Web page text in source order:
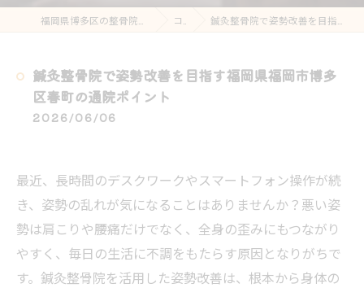
コラム 鍼灸整骨院で姿勢改善を目指す福岡県福岡市博多区春町の通院ポイント
鍼灸整骨院で姿勢改善を目指す福岡県福岡市博多
区春町の通院ポイント
2026/06/06
最近、長時間のデスクワークやスマートフォン操作が続
き、姿勢の乱れが気になることはありませんか？悪い姿
勢は肩こりや腰痛だけでなく、全身の歪みにもつながり
やすく、毎日の生活に不調をもたらす原因となりがちで
す。鍼灸整骨院を活用した姿勢改善は、根本から身体の